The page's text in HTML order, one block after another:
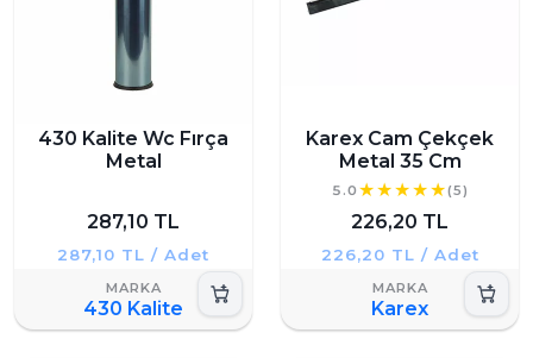
430 Kalite Wc Fırça
Metal
287,10 TL
287,10 TL / Adet
430 Kalite
Karex Cam Çekçek
Metal 35 Cm
5.0 (5)
226,20 TL
226,20 TL / Adet
Karex